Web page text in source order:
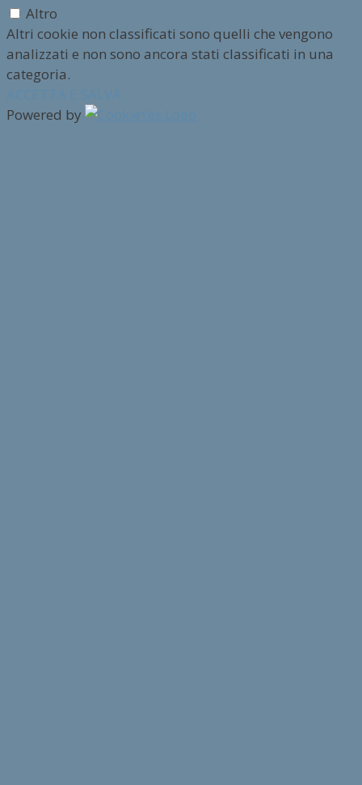
Altro
Altri cookie non classificati sono quelli che vengono
analizzati e non sono ancora stati classificati in una
categoria.
Powered by